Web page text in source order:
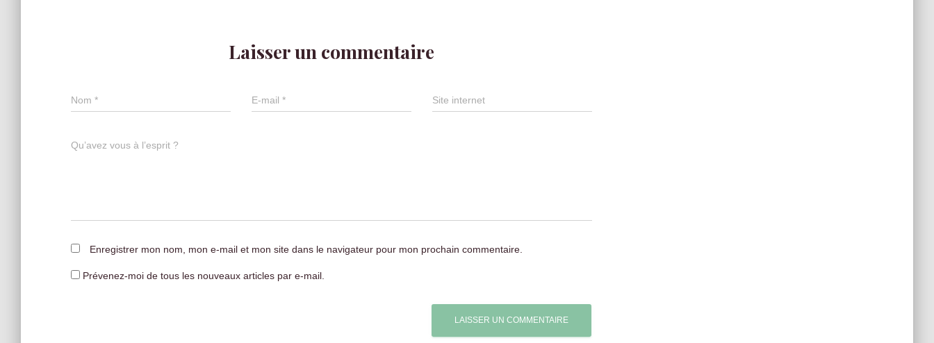
Laisser un commentaire
Nom * E-mail * Site internet
Qu’avez vous à l’esprit ?
Enregistrer mon nom, mon e-mail et mon site dans le navigateur pour mon prochain commentaire.
Prévenez-moi de tous les nouveaux articles par e-mail.